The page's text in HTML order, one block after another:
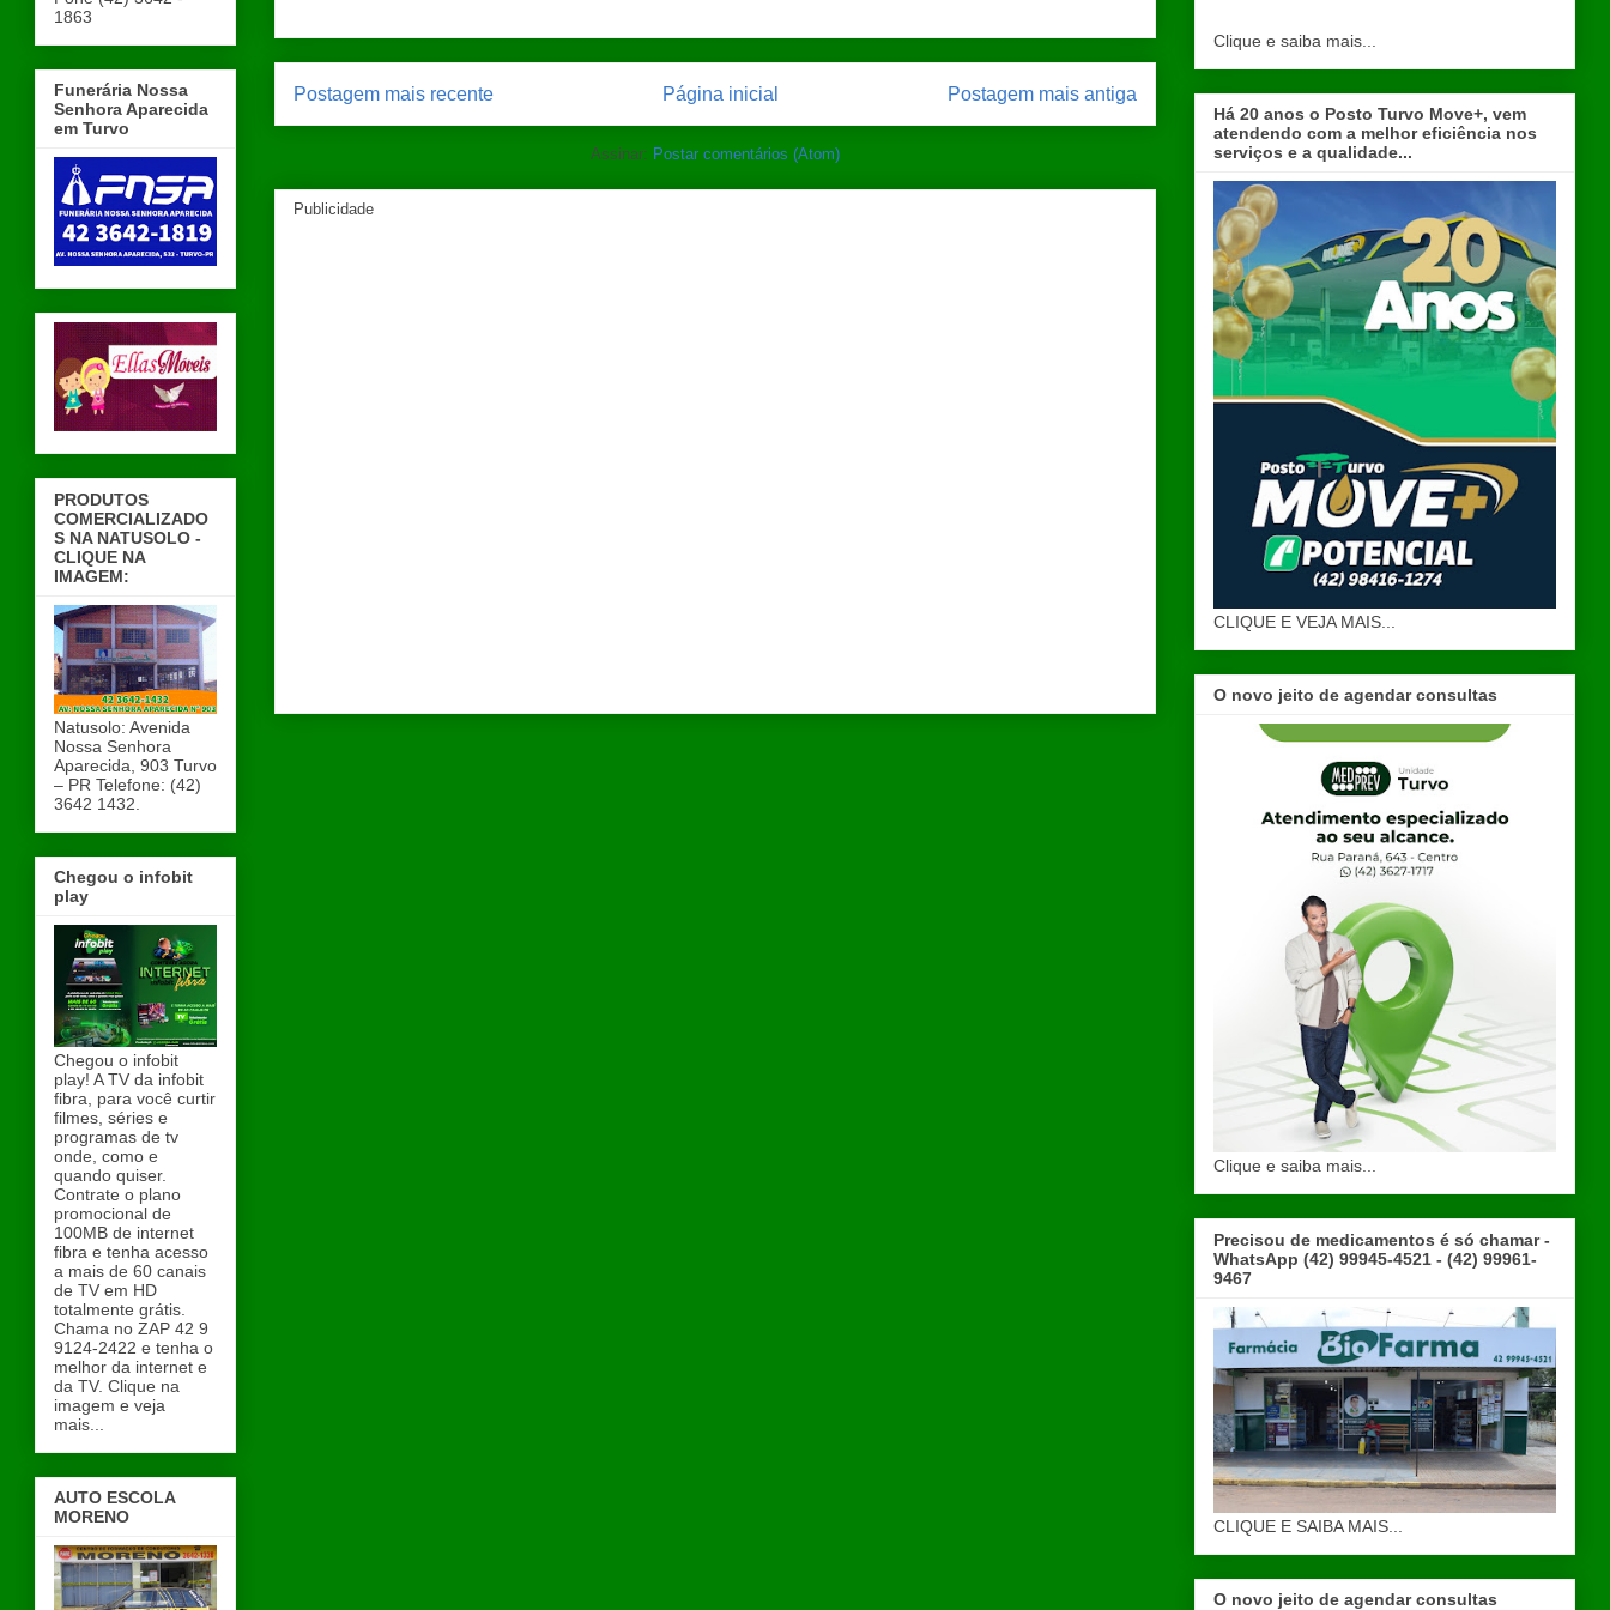
Postagem mais recente Postagem mais antiga
Página inicial
Assinar: Postar comentários (Atom)
Publicidade
1863
Funerária Nossa
Senhora Aparecida
em Turvo
PRODUTOS
COMERCIALIZADO
S NA NATUSOLO -
CLIQUE NA
IMAGEM:
Natusolo: Avenida
Nossa Senhora
Aparecida, 903 Turvo
– PR Telefone: (42)
3642 1432.
Chegou o infobit
play
Chegou o infobit
play! A TV da infobit
fibra, para você curtir
filmes, séries e
programas de tv
onde, como e
quando quiser.
Contrate o plano
promocional de
100MB de internet
fibra e tenha acesso
a mais de 60 canais
de TV em HD
totalmente grátis.
Chama no ZAP 42 9
9124-2422 e tenha o
melhor da internet e
da TV. Clique na
imagem e veja
mais...
AUTO ESCOLA
MORENO
Clique e saiba mais...
Há 20 anos o Posto Turvo Move+, vem
atendendo com a melhor eficiência nos
serviços e a qualidade...
CLIQUE E VEJA MAIS...
O novo jeito de agendar consultas
Clique e saiba mais...
Precisou de medicamentos é só chamar -
WhatsApp (42) 99945-4521 - (42) 99961-
9467
CLIQUE E SAIBA MAIS...
O novo jeito de agendar consultas